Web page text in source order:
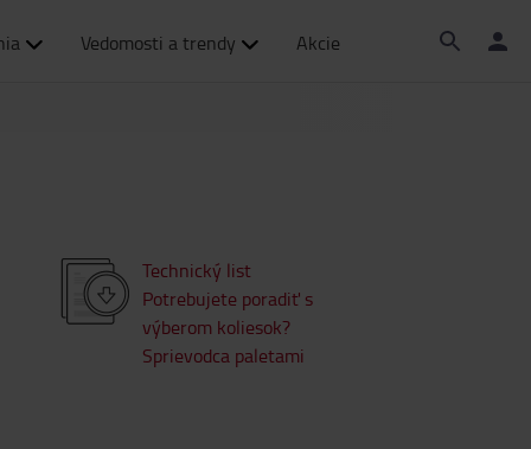
Vedomosti a trendy Akcie
Technický list
Potrebujete poradiť s
výberom koliesok?
Sprievodca paletami